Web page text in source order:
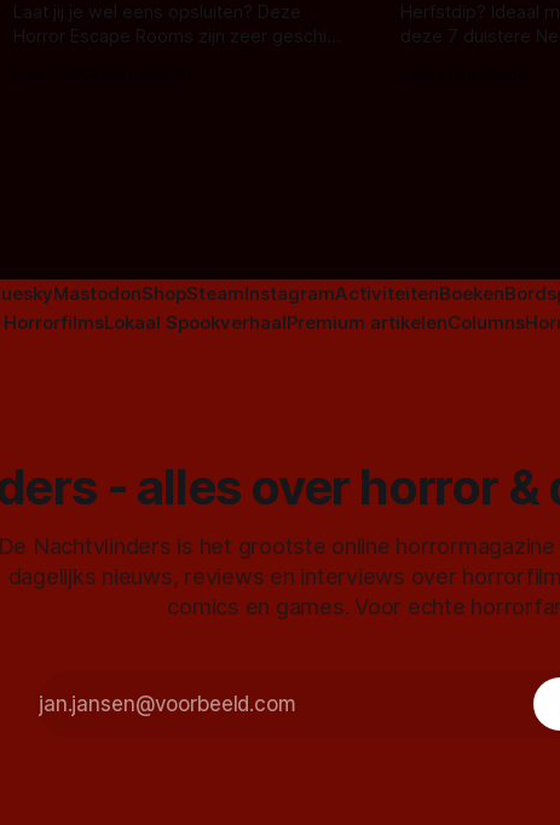
Laat jij je wel eens opsluiten? Deze
Horror Escape Rooms zijn zeer geschikt
Herfstdip? Ideaal
deze 7 duistere
MastodonShopSteamInstagramActiviteitenBoeken
HorrorfilmsLokaal SpookverhaalPremium artikelenColumns
- alles over horror
De Nachtvlinders is het grootste online
dagelijks nieuws, reviews en interviews over
comics en games. Voor echte